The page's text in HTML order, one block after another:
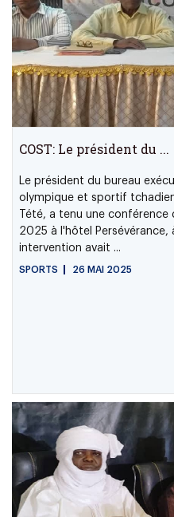
COST: Le président du ...
Le président du bureau
olympique et sportif
Tété, a tenu une
2025 à l'hôtel Persévérance,
intervention avait ...
SPORTS 26 MAI 2025